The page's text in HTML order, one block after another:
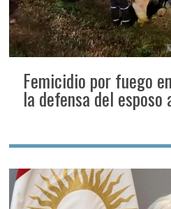
Femicidio por fuego
la defensa del esposo